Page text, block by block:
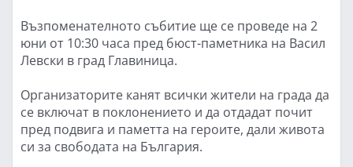
Възпоменателното събитие ще се проведе на 2
юни от 10:30 часа пред бюст-паметника на Васил
Левски в град Главиница.
Организаторите канят всички жители на града да
се включат в поклонението и да отдадат почит
пред подвига и паметта на героите, дали живота
си за свободата на България.